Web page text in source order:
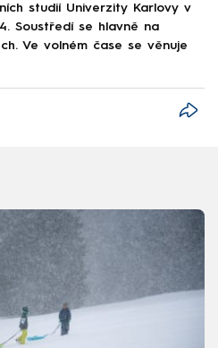
studií Univerzity Karlovy v
Soustředí se hlavně na
Ve volném čase se věnuje